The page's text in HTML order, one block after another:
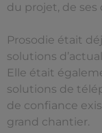
du projet, de ses
Prosodie était
solutions
Elle était
solutions de
de confiance
grand chantier.